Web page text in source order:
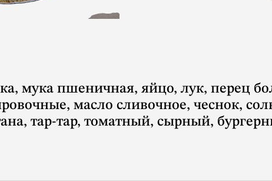
мука пшеничная, яйцо, лук, перец
масло сливочное, чеснок,
тар-тар, томатный, сырный,